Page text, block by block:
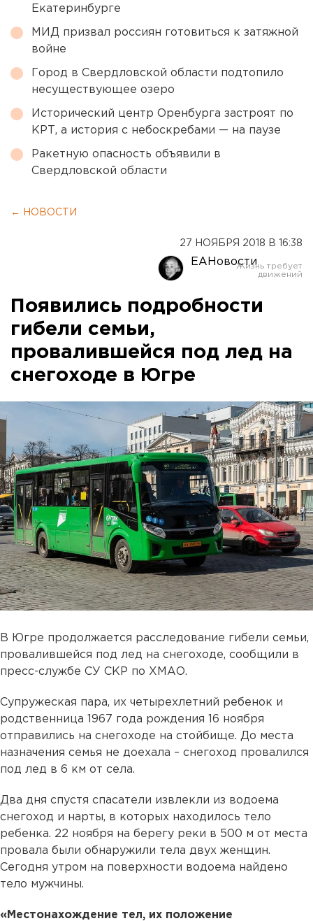
Екатеринбурге
МИД призвал россиян готовиться к затяжной
войне
Город в Свердловской области подтопило
несуществующее озеро
Исторический центр Оренбурга застроят по
КРТ, а история с небоскребами — на паузе
Ракетную опасность объявили в
Свердловской области
← НОВОСТИ
27 НОЯБРЯ 2018 В 16:38
ЕАНовости
Появились подробности
гибели семьи,
провалившейся под лед на
снегоходе в Югре
В Югре продолжается расследование гибели семьи,
провалившейся под лед на снегоходе, сообщили в
пресс-службе СУ СКР по ХМАО.
Супружеская пара, их четырехлетний ребенок и
родственница 1967 года рождения 16 ноября
отправились на снегоходе на стойбище. До места
назначения семья не доехала – снегоход провалился
под лед в 6 км от села.
Два дня спустя спасатели извлекли из водоема
снегоход и нарты, в которых находилось тело
ребенка. 22 ноября на берегу реки в 500 м от места
провала были обнаружили тела двух женщин.
Сегодня утром на поверхности водоема найдено
тело мужчины.
«Местонахождение тел, их положение